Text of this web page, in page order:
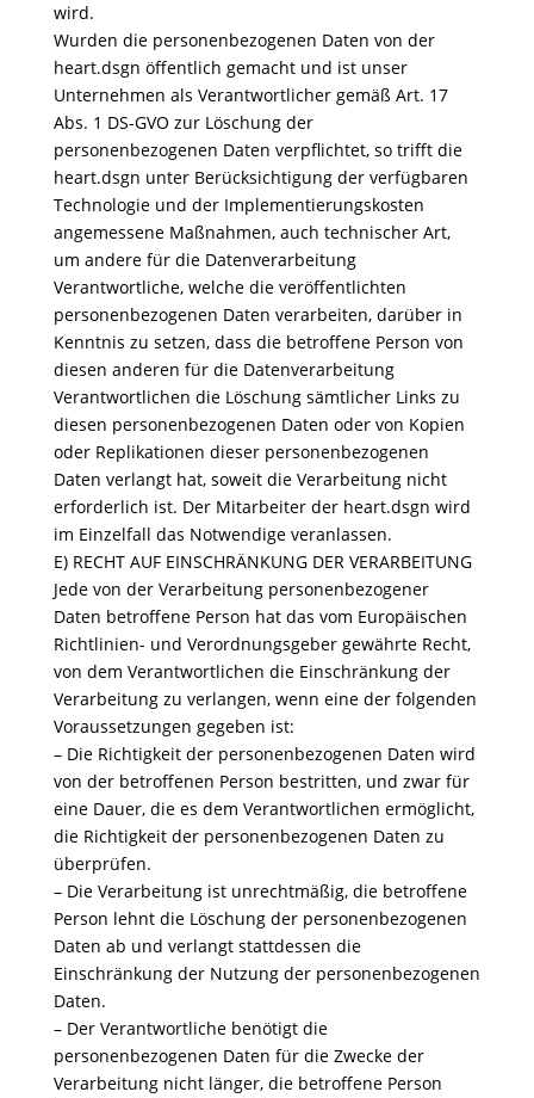
wird.
Wurden die personenbezogenen Daten von der
heart.dsgn öffentlich gemacht und ist unser
Unternehmen als Verantwortlicher gemäß Art. 17
Abs. 1 DS-GVO zur Löschung der
personenbezogenen Daten verpflichtet, so trifft die
heart.dsgn unter Berücksichtigung der verfügbaren
Technologie und der Implementierungskosten
angemessene Maßnahmen, auch technischer Art,
um andere für die Datenverarbeitung
Verantwortliche, welche die veröffentlichten
personenbezogenen Daten verarbeiten, darüber in
Kenntnis zu setzen, dass die betroffene Person von
diesen anderen für die Datenverarbeitung
Verantwortlichen die Löschung sämtlicher Links zu
diesen personenbezogenen Daten oder von Kopien
oder Replikationen dieser personenbezogenen
Daten verlangt hat, soweit die Verarbeitung nicht
erforderlich ist. Der Mitarbeiter der heart.dsgn wird
im Einzelfall das Notwendige veranlassen.
E) RECHT AUF EINSCHRÄNKUNG DER VERARBEITUNG
Jede von der Verarbeitung personenbezogener
Daten betroffene Person hat das vom Europäischen
Richtlinien- und Verordnungsgeber gewährte Recht,
von dem Verantwortlichen die Einschränkung der
Verarbeitung zu verlangen, wenn eine der folgenden
Voraussetzungen gegeben ist:
– Die Richtigkeit der personenbezogenen Daten wird
von der betroffenen Person bestritten, und zwar für
eine Dauer, die es dem Verantwortlichen ermöglicht,
die Richtigkeit der personenbezogenen Daten zu
überprüfen.
– Die Verarbeitung ist unrechtmäßig, die betroffene
Person lehnt die Löschung der personenbezogenen
Daten ab und verlangt stattdessen die
Einschränkung der Nutzung der personenbezogenen
Daten.
– Der Verantwortliche benötigt die
personenbezogenen Daten für die Zwecke der
Verarbeitung nicht länger, die betroffene Person